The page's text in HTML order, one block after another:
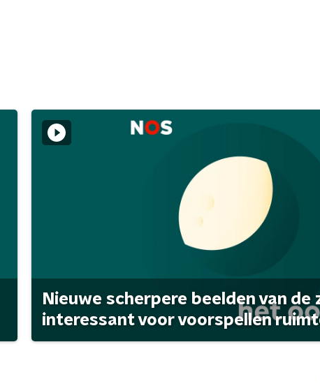
Nieuwe scherpere beelden van de
interessant voor voorspellen